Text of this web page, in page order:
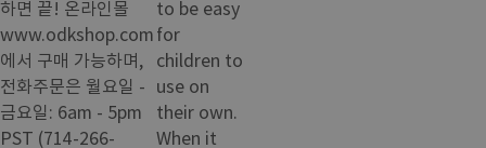
하면 끝! 온라인몰
www.odkshop.com
에서 구매 가능하며,
전화주문은 월요일 -
금요일: 6am - 5pm
PST (714-266-
to be easy
for
children to
use on
their own.
When it